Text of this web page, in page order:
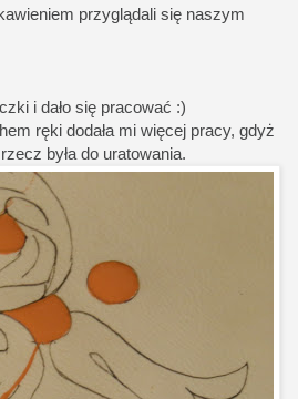
przyglądali się naszym
i dało się pracować :)
ręki dodała mi więcej pracy, gdyż
była do uratowania.